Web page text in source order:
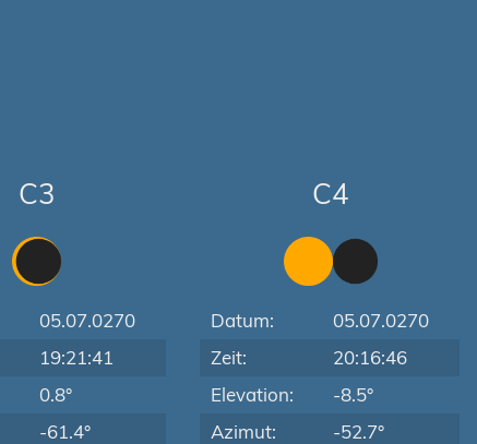
C3
05.07.0270
19:21:41
0.8°
-61.4°
C4
Datum:
05.07.0270
Zeit:
20:16:46
Elevation:
-8.5°
Azimut:
-52.7°